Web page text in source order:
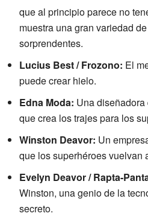
que al principio parece no
muestra una gran variedad
sorprendentes.
Lucius Best / Frozono: El
puede crear hielo.
Edna Moda: Una
que crea los trajes para los
Winston Deavor: Un
que los superhéroes vuelvan
Evelyn Deavor / Rapta-
Winston, una genio de la
secreto.